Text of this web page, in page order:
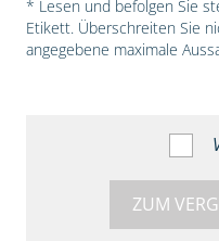
* Lesen und befolgen Sie
Etikett. Überschreiten Sie
angegebene maximale
ZUM